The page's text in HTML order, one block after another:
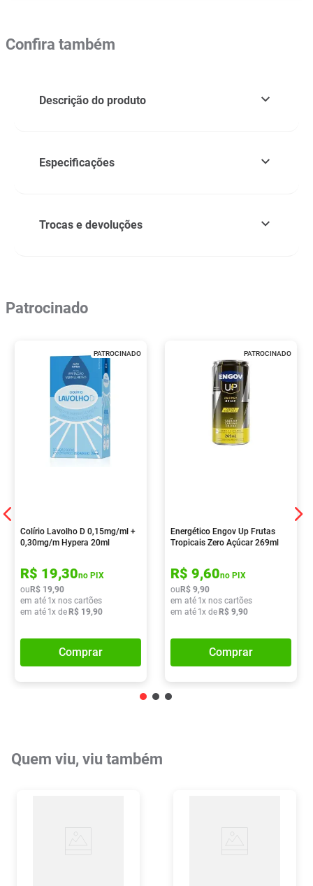
Confira também
Descrição do produto
Especificações
Trocas e devoluções
Patrocinado
PATROCINADO
Colírio Lavolho D 0,15mg/ml +
0,30mg/m Hypera 20ml
R$ 19,30no PIX
ou R$ 19,90
em até 1x nos cartões
em até 1x de R$ 19,90
Comprar
PATROCINADO
Energético Engov Up Frutas
Tropicais Zero Açúcar 269ml
R$ 9,60no PIX
ou R$ 9,90
em até 1x nos cartões
em até 1x de R$ 9,90
Comprar
Quem viu, viu também